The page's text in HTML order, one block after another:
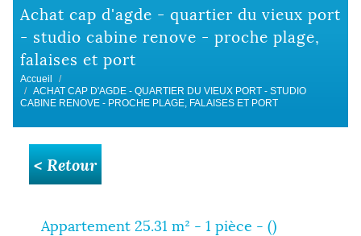
achat cap d'agde - quartier du vieux port
- studio cabine renove - proche plage,
falaises et port
Accueil
ACHAT CAP D'AGDE - QUARTIER DU VIEUX PORT - STUDIO
CABINE RENOVE - PROCHE PLAGE, FALAISES ET PORT
< Retour
Appartement 25.31 m² - 1 pièce - ()